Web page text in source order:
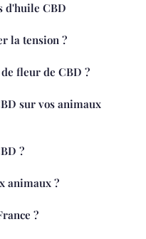
d'huile CBD
la tension ?
fleur de CBD ?
sur vos animaux
?
animaux ?
?